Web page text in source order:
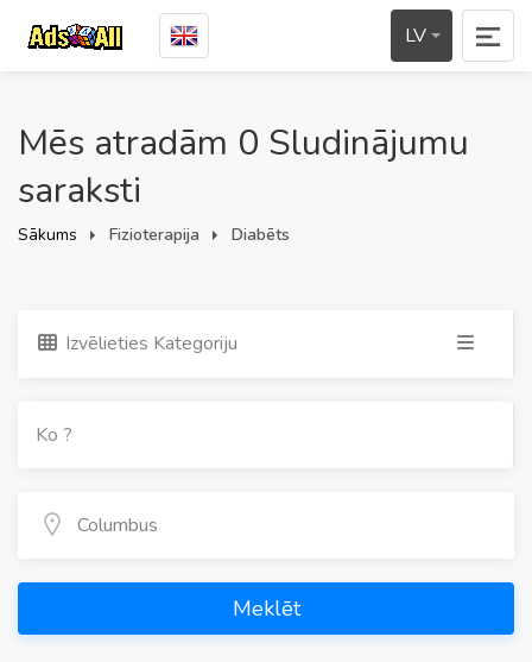
LV
Mēs atradām 0 Sludinājumu
saraksti
Sākums Fizioterapija Diabēts
Izvēlieties Kategoriju
Meklēt